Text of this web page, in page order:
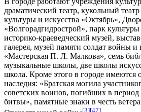
драматический театр, кукольный
культуры и искусства «Октябрь»,
«Волгорадгидрострой», парк
историко-краеведческий музей,
галерея, музей памяти солдат войны и
«Мастерская П. Л. Малкова», семь
музыкальные школы, две школы
школа. Кроме этого в городе имеются
наследия: «Братская могила
советских воинов, погибших в период
битвы», памятные знаки в честь
[3][47]